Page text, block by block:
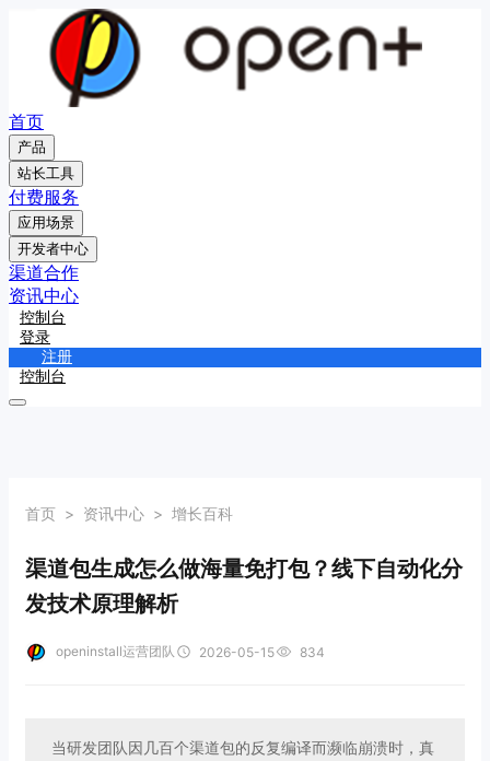
首页
产品
站长工具
付费服务
应用场景
开发者中心
渠道合作
资讯中心
控制台
登录
注册
控制台
首页 > 资讯中心 > 增长百科
渠道包生成怎么做海量免打包？线下自动化分
发技术原理解析
openinstall运营团队 2026-05-15 834
当研发团队因几百个渠道包的反复编译而濒临崩溃时，真